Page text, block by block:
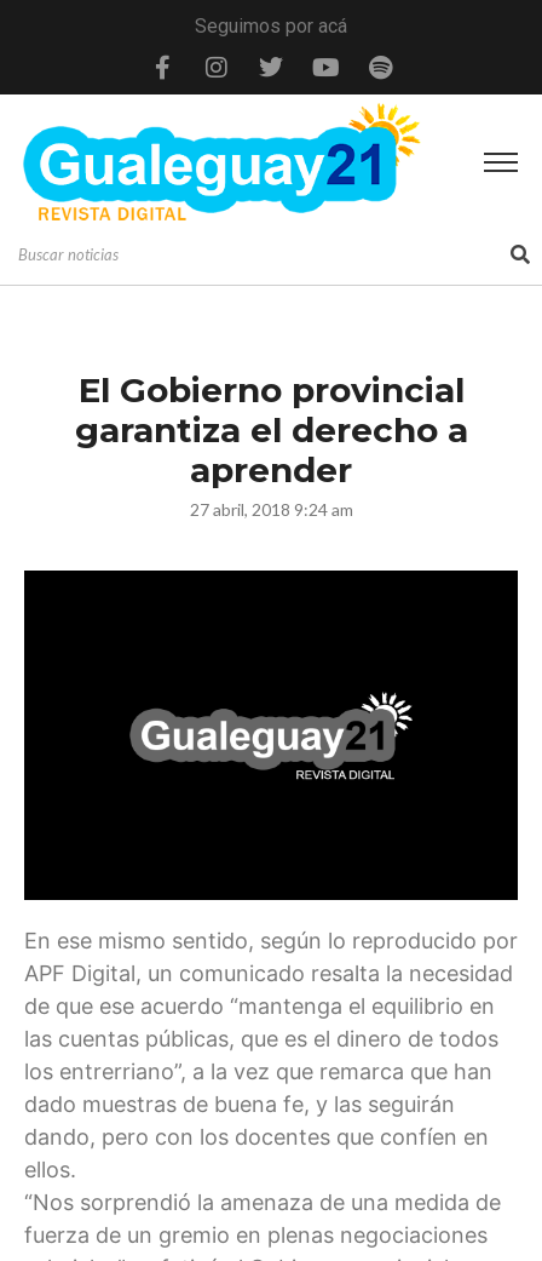
Seguimos por acá
El Gobierno provincial
garantiza el derecho a
aprender
27 abril, 2018 9:24 am
En ese mismo sentido, según lo reproducido por
APF Digital, un comunicado resalta la necesidad
de que ese acuerdo “mantenga el equilibrio en
las cuentas públicas, que es el dinero de todos
los entrerriano”, a la vez que remarca que han
dado muestras de buena fe, y las seguirán
dando, pero con los docentes que confíen en
ellos.
“Nos sorprendió la amenaza de una medida de
fuerza de un gremio en plenas negociaciones